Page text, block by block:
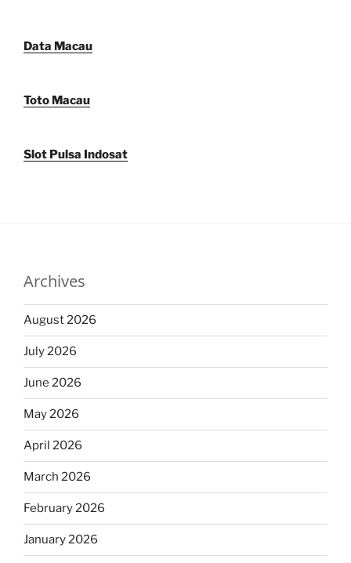
Data Macau
Toto Macau
Slot Pulsa Indosat
Archives
August 2026
July 2026
June 2026
May 2026
April 2026
March 2026
February 2026
January 2026